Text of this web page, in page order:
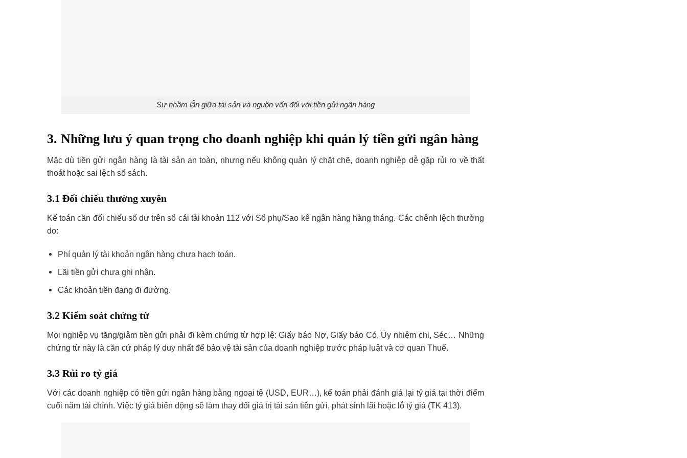
Sự nhầm lẫn giữa tài sản và nguồn vốn đối với tiền gửi ngân hàng
3. Những lưu ý quan trọng cho doanh nghiệp khi quản lý tiền gửi ngân hàng
Mặc dù tiền gửi ngân hàng là tài sản an toàn, nhưng nếu không quản lý chặt chẽ, doanh nghiệp dễ gặp rủi ro về thất
thoát hoặc sai lệch sổ sách.
3.1 Đối chiếu thường xuyên
Kế toán cần đối chiếu số dư trên sổ cái tài khoản 112 với Sổ phụ/Sao kê ngân hàng hàng tháng. Các chênh lệch thường
do:
Phí quản lý tài khoản ngân hàng chưa hạch toán.
Lãi tiền gửi chưa ghi nhận.
Các khoản tiền đang đi đường.
3.2 Kiểm soát chứng từ
Mọi nghiệp vụ tăng/giảm tiền gửi phải đi kèm chứng từ hợp lệ: Giấy báo Nợ, Giấy báo Có, Ủy nhiệm chi, Séc… Những
chứng từ này là căn cứ pháp lý duy nhất để bảo vệ tài sản của doanh nghiệp trước pháp luật và cơ quan Thuế.
3.3 Rủi ro tỷ giá
Với các doanh nghiệp có tiền gửi ngân hàng bằng ngoại tệ (USD, EUR…), kế toán phải đánh giá lại tỷ giá tại thời điểm
cuối năm tài chính. Việc tỷ giá biến động sẽ làm thay đổi giá trị tài sản tiền gửi, phát sinh lãi hoặc lỗ tỷ giá (TK 413).